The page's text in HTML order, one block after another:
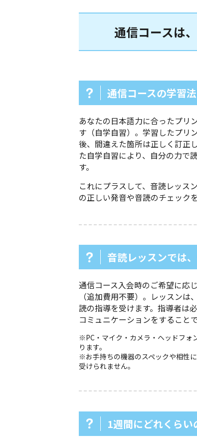
通信コースは、
通信コースの学習
あなたの日本語力に合ったプリ
す（自学自習）。学習したプリ
後、間違えた箇所は正しく訂正
た自学自習により、自分の力で
す。
これにプラスして、音読レッス
の正しい発音や音読のチェックを
音読レッスンでは
通信コース入会時のご希望に応
（追加費用不要）。レッスン
読の指導を受けます。指導者は
コミュニケーションをすること
※PC・マイク・カメラ・ヘッドフォ
ります。
※お手持ちの機器のスペックや相性
受けられません。
1週間にどれくら